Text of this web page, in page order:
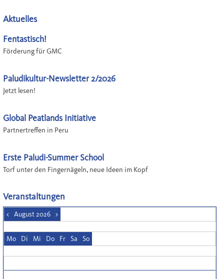
Aktuelles
Fentastisch!
Förderung für GMC
Paludikultur-Newsletter 2/2026
Jetzt lesen!
Global Peatlands Initiative
Partnertreffen in Peru
Erste Paludi-Summer School
Torf unter den Fingernägeln, neue Ideen im Kopf
Veranstaltungen
< August 2026 >
Mo Di Mi Do Fr Sa So